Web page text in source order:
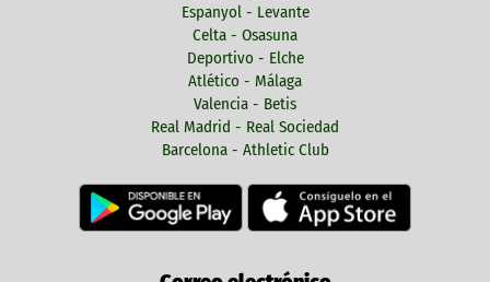
Espanyol - Levante
Celta - Osasuna
Deportivo - Elche
Atlético - Málaga
Valencia - Betis
Real Madrid - Real Sociedad
Barcelona - Athletic Club